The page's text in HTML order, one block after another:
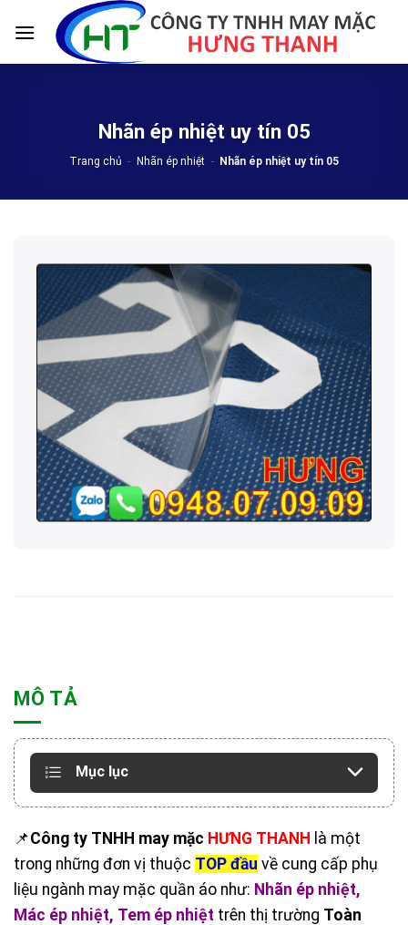
Nhãn ép nhiệt uy tín 05
Trang chủ - Nhãn ép nhiệt - Nhãn ép nhiệt uy tín 05
MÔ TẢ
Mục lục
📌Công ty TNHH may mặc HƯNG THANH là một
trong những đơn vị thuộc TOP đầu về cung cấp phụ
liệu ngành may mặc quần áo như: Nhãn ép nhiệt,
Mác ép nhiệt, Tem ép nhiệt trên thị trường Toàn